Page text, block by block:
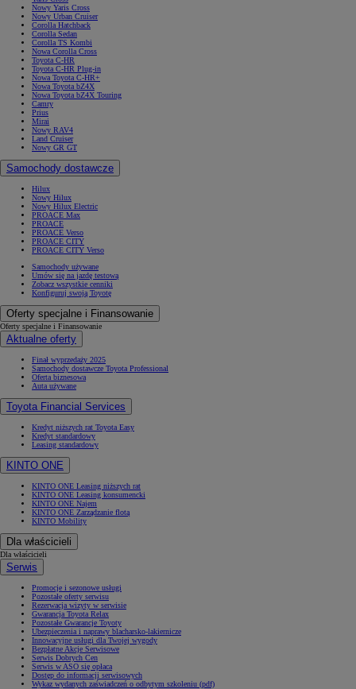
Nowy Yaris Cross
Nowy Urban Cruiser
Corolla Hatchback
Corolla Sedan
Corolla TS Kombi
Nowa Corolla Cross
Toyota C-HR
Toyota C-HR Plug-in
Nowa Toyota C-HR+
Nowa Toyota bZ4X
Nowa Toyota bZ4X Touring
Camry
Prius
Mirai
Nowy RAV4
Land Cruiser
Nowy GR GT
Samochody dostawcze
Hilux
Nowy Hilux
Nowy Hilux Electric
PROACE Max
PROACE
PROACE Verso
PROACE CITY
PROACE CITY Verso
Samochody używane
Umów się na jazdę testową
Zobacz wszystkie cenniki
Konfiguruj swoją Toyotę
Oferty specjalne i Finansowanie
Oferty specjalne i Finansowanie
Aktualne oferty
Finał wyprzedaży 2025
Samochody dostawcze Toyota Professional
Oferta biznesowa
Auta używane
Toyota Financial Services
Kredyt niższych rat Toyota Easy
Kredyt standardowy
Leasing standardowy
KINTO ONE
KINTO ONE Leasing niższych rat
KINTO ONE Leasing konsumencki
KINTO ONE Najem
KINTO ONE Zarządzanie flotą
KINTO Mobility
Dla właścicieli
Dla właścicieli
Serwis
Promocje i sezonowe usługi
Pozostałe oferty serwisu
Rezerwacja wizyty w serwisie
Gwarancja Toyota Relax
Pozostałe Gwarancje Toyoty
Ubezpieczenia i naprawy blacharsko-lakiernicze
Innowacyjne usługi dla Twojej wygody
Bezpłatne Akcje Serwisowe
Serwis Dobrych Cen
Serwis w ASO się opłaca
Dostęp do informacji serwisowych
Wykaz wydanych zaświadczeń o odbytym szkoleniu (pdf)